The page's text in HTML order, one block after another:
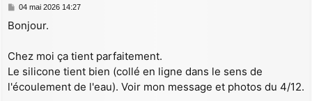
M
s
a
g
e
04 mai 2026 14:27
Bonjour.
Chez moi ça tient parfaitement.
Le silicone tient bien (collé en ligne dans le sens de
l'écoulement de l'eau). Voir mon message et photos du 4/12.